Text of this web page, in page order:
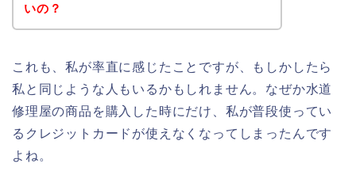
いの？
これも、私が率直に感じたことですが、もしかしたら
私と同じような人もいるかもしれません。なぜか水道
修理屋の商品を購入した時にだけ、私が普段使ってい
るクレジットカードが使えなくなってしまったんです
よね。